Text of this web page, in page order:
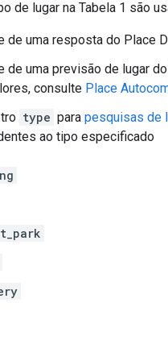
de lugar na Tabela 1 são
de uma resposta do Place
de uma previsão de lugar
consulte Place
type para pesquisas de
ao tipo especificado